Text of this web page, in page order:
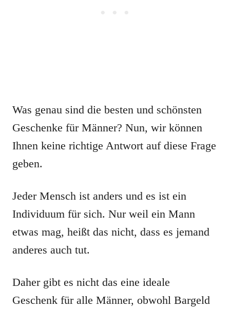
Was genau sind die besten und schönsten
Geschenke für Männer? Nun, wir können
Ihnen keine richtige Antwort auf diese Frage
geben.
Jeder Mensch ist anders und es ist ein
Individuum für sich. Nur weil ein Mann
etwas mag, heißt das nicht, dass es jemand
anderes auch tut.
Daher gibt es nicht das eine ideale
Geschenk für alle Männer, obwohl Bargeld